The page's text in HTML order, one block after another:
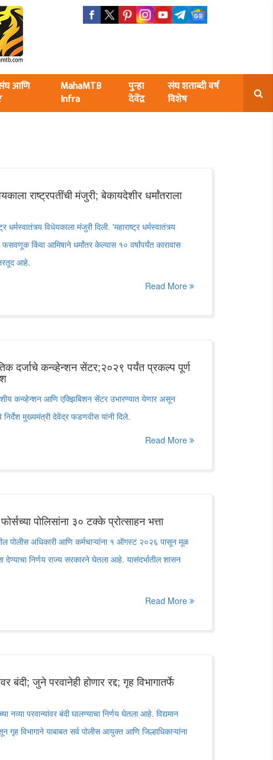
आणि
MahaMTB
Infra
पुन्हा
देवेंद्र
संघ शताब्दी वर्ष
विशेष
राष्ट्रपतींची मंजुरी; बेकायदेशीर धर्मांतराला
धर्मस्वातंत्र्य विधेयकाला मंजुरी दिली. 'महाराष्ट्र धर्मस्वातंत्र्य
किंवा आमिषाने धर्मांतर केल्यास १० वर्षांपर्यंत कारावास
आहे.
Read More
दर्जाचे कन्व्हेन्शन सेंटर;२०२९ पर्यंत प्रकल्प पूर्ण
कन्व्हेन्शन आणि एक्झिबिशन सेंटर उभारण्यात येणार असून
मुख्यमंत्री देवेंद्र फडणवीस यांनी दिले.
Read More
पोलिसांना ३० टक्के प्रोत्साहन भत्ता
पोलीस अधिकारी आणि कर्मचाऱ्यांना १ ऑगस्ट २०२६ पासून मूळ
देण्याचा निर्णय राज्य सरकारने घेतला आहे. यासंदर्भातील शासन
Read More
बंदी; जुने परवानेही होणार रद्द; गृह विभागातर्फे
नव्या परवान्यांवर बंदी घालण्याचा निर्णय घेतला आहे. विद्यमान
गृह विभागाने याबाबत सर्व पोलीस आयुक्त आणि जिल्हाधिकाऱ्यांना